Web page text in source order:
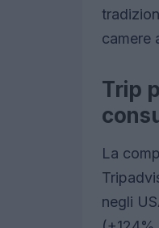
camere
Trip
La
negli